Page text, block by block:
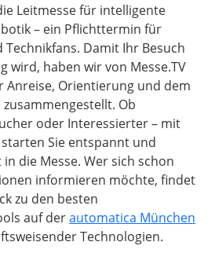
Leitmesse für intelligente
– ein Pflichttermin für
Damit Ihr Besuch
wird, haben wir von Messe.TV
Anreise, Orientierung und dem
Ob
oder Interessierter – mit
Sie entspannt und
die Messe. Wer sich schon
informieren möchte, findet
zu den besten
auf derautomatica München
Technologien.